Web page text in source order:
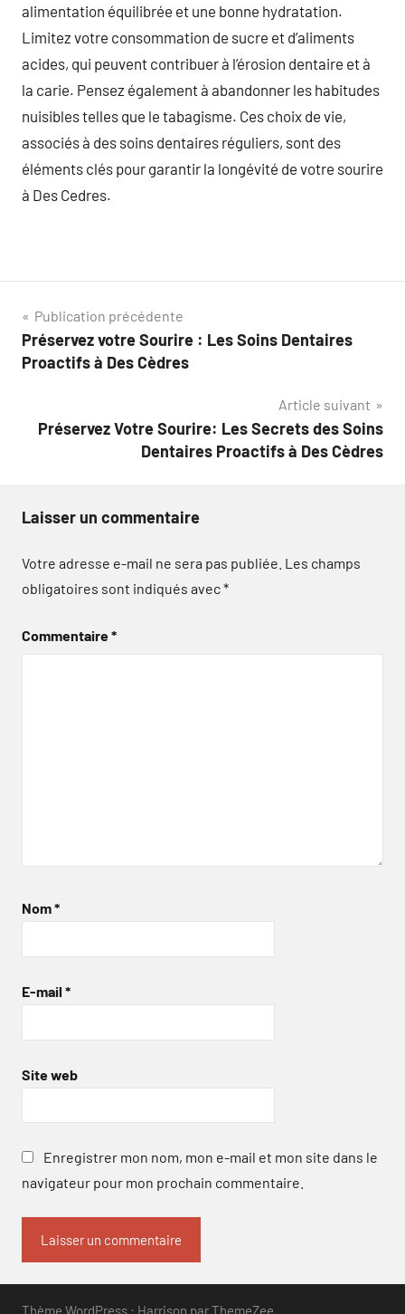
alimentation équilibrée et une bonne hydratation.
Limitez votre consommation de sucre et d’aliments
acides, qui peuvent contribuer à l’érosion dentaire et à
la carie. Pensez également à abandonner les habitudes
nuisibles telles que le tabagisme. Ces choix de vie,
associés à des soins dentaires réguliers, sont des
éléments clés pour garantir la longévité de votre sourire
à Des Cedres.
Navigation
de
Publication précédente
Préservez votre Sourire : Les Soins Dentaires
Proactifs à Des Cèdres
Article suivant
Préservez Votre Sourire: Les Secrets des Soins
Dentaires Proactifs à Des Cèdres
Laisser un commentaire
Votre adresse e-mail ne sera pas publiée. Les champs
obligatoires sont indiqués avec*
Commentaire*
Nom*
E-mail *
Site web
Enregistrer mon nom, mon e-mail et mon site dans le
navigateur pour mon prochain commentaire.
Thème WordPress : Harrison par ThemeZee.